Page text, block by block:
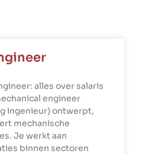
alles over salaris
engineer
ingenieur) ontwerpt,
mechanische
Je werkt aan
binnen sectoren